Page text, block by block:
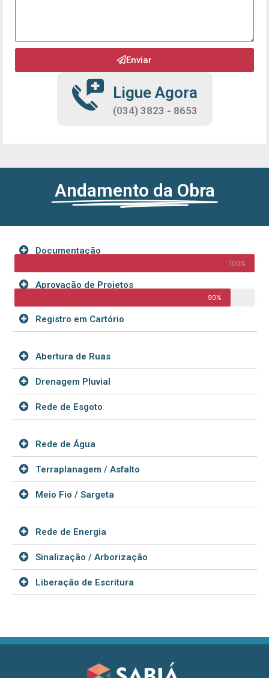
Enviar
Ligue Agora
(034) 3823 - 8653
Andamento da Obra
Documentação
100%
Aprovação de Projetos
90%
Registro em Cartório
Abertura de Ruas
Drenagem Pluvial
Rede de Esgoto
Rede de Água
Terraplanagem / Asfalto
Meio Fio / Sargeta
Rede de Energia
Sinalização / Arborização
Liberação de Escritura